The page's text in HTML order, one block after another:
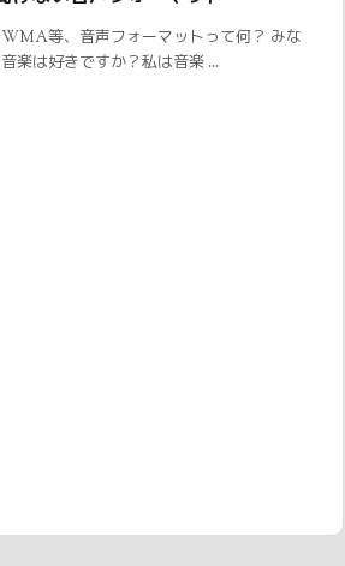
等、音声フォーマットって何？ みな
楽は好きですか？私は音楽 ...